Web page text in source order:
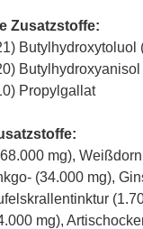
Zusatzstoffe:
Butylhydroxytoluol
Butylhydroxyanisol
Propylgallat
mg),
(34.000 mg),
mg),